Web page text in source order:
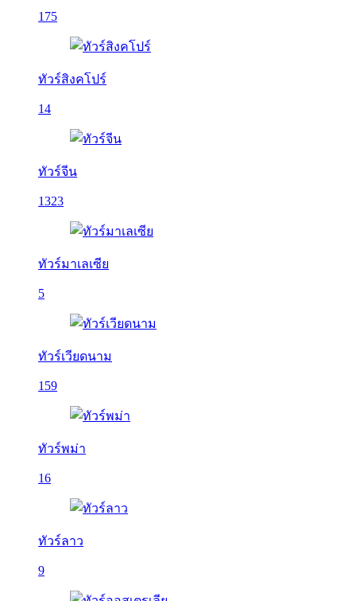
175
ทัวร์สิงคโปร์
14
ทัวร์จีน
1323
ทัวร์มาเลเซีย
5
ทัวร์เวียดนาม
159
ทัวร์พม่า
16
ทัวร์ลาว
9